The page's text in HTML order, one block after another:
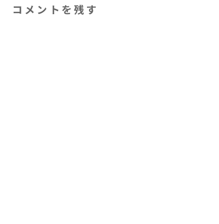
コメントを残す